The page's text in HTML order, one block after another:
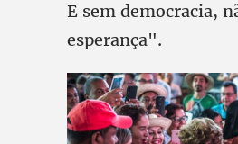
E sem democracia,
esperança".